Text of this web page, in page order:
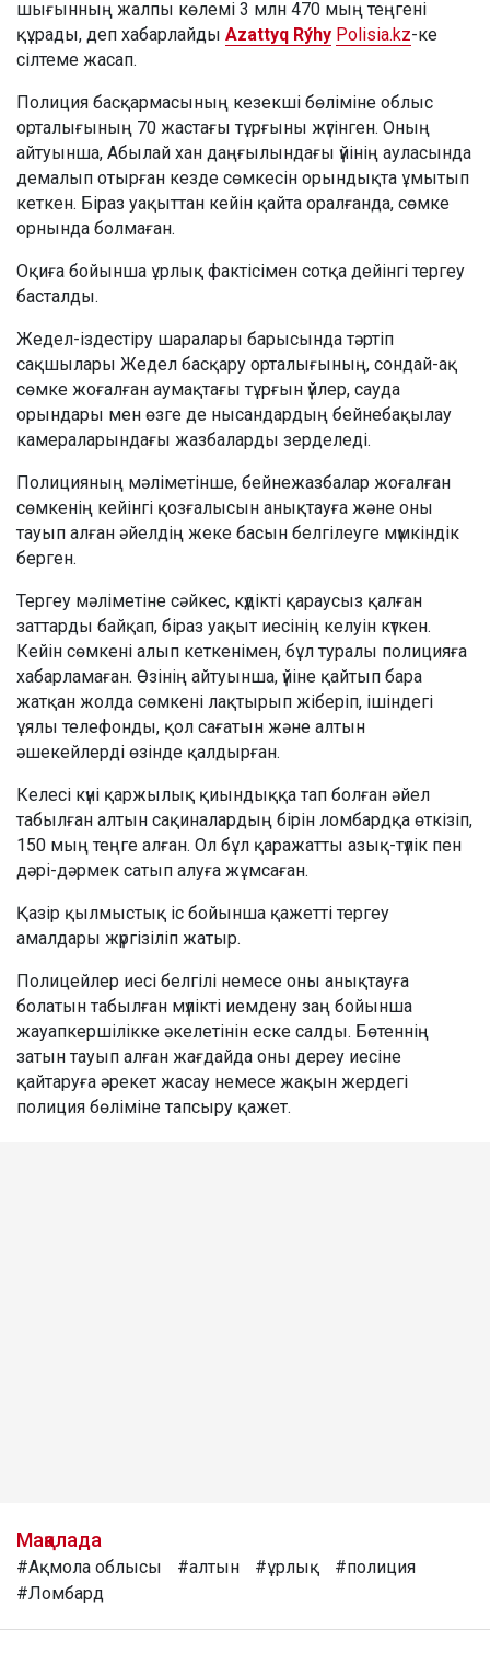
шығынның жалпы көлемі 3 млн 470 мың теңгені
құрады, деп хабарлайды Azattyq Rýhy Polisia.kz-ке
сілтеме жасап.
Полиция басқармасының кезекші бөліміне облыс
орталығының 70 жастағы тұрғыны жүгінген. Оның
айтуынша, Абылай хан даңғылындағы үйінің ауласында
демалып отырған кезде сөмкесін орындықта ұмытып
кеткен. Біраз уақыттан кейін қайта оралғанда, сөмке
орнында болмаған.
Оқиға бойынша ұрлық фактісімен сотқа дейінгі тергеу
басталды.
Жедел-іздестіру шаралары барысында тәртіп
сақшылары Жедел басқару орталығының, сондай-ақ
сөмке жоғалған аумақтағы тұрғын үйлер, сауда
орындары мен өзге де нысандардың бейнебақылау
камераларындағы жазбаларды зерделеді.
Полицияның мәліметінше, бейнежазбалар жоғалған
сөмкенің кейінгі қозғалысын анықтауға және оны
тауып алған әйелдің жеке басын белгілеуге мүмкіндік
берген.
Тергеу мәліметіне сәйкес, күдікті қараусыз қалған
заттарды байқап, біраз уақыт иесінің келуін күткен.
Кейін сөмкені алып кеткенімен, бұл туралы полицияға
хабарламаған. Өзінің айтуынша, үйіне қайтып бара
жатқан жолда сөмкені лақтырып жіберіп, ішіндегі
ұялы телефонды, қол сағатын және алтын
әшекейлерді өзінде қалдырған.
Келесі күні қаржылық қиындыққа тап болған әйел
табылған алтын сақиналардың бірін ломбардқа өткізіп,
150 мың теңге алған. Ол бұл қаражатты азық-түлік пен
дәрі-дәрмек сатып алуға жұмсаған.
Қазір қылмыстық іс бойынша қажетті тергеу
амалдары жүргізіліп жатыр.
Полицейлер иесі белгілі немесе оны анықтауға
болатын табылған мүлікті иемдену заң бойынша
жауапкершілікке әкелетінін еске салды. Бөтеннің
затын тауып алған жағдайда оны дереу иесіне
қайтаруға әрекет жасау немесе жақын жердегі
полиция бөліміне тапсыру қажет.
Мақалада
#Ақмола облысы #алтын #ұрлық
#полиция
#Ломбард